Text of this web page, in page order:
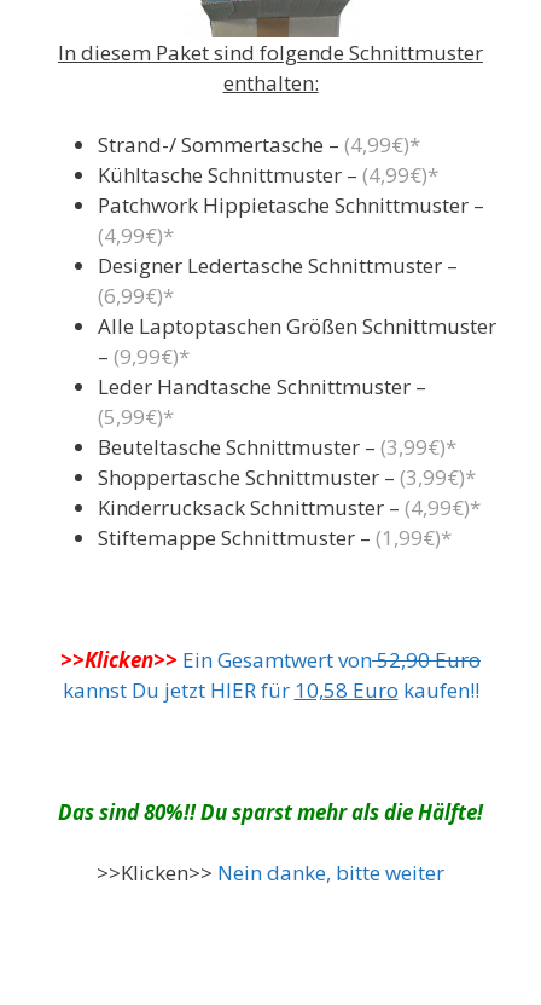
In diesem Paket sind folgende Schnittmuster
enthalten:
Strand-/ Sommertasche – (4,99€)*
Kühltasche Schnittmuster – (4,99€)*
Patchwork Hippietasche Schnittmuster –
(4,99€)*
Designer Ledertasche Schnittmuster –
(6,99€)*
Alle Laptoptaschen Größen Schnittmuster
– (9,99€)*
Leder Handtasche Schnittmuster –
(5,99€)*
Beuteltasche Schnittmuster – (3,99€)*
Shoppertasche Schnittmuster – (3,99€)*
Kinderrucksack Schnittmuster – (4,99€)*
Stiftemappe Schnittmuster – (1,99€)*
>>Klicken>> Ein Gesamtwert von52,90 Euro
kannst Du jetzt HIER für 10,58 Euro kaufen!!
Das sind 80%!! Du sparst mehr als die Hälfte!
>>Klicken>> Nein danke, bitte weiter